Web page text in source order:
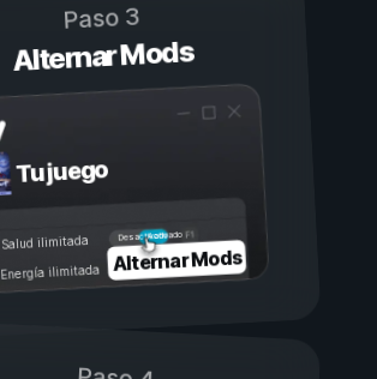
Paso 3
Alternar Mods
Tu juego
Activado
Desactivado
Salud ilimitada
Energía ilimitada Alternar Mods